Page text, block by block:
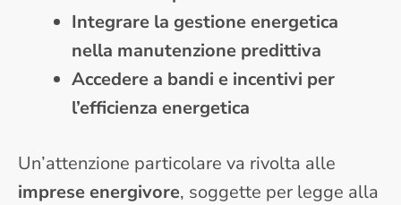
Integrare la gestione energetica
nella manutenzione predittiva
Accedere a bandi e incentivi per
l’efficienza energetica
Un’attenzione particolare va rivolta alle
imprese energivore, soggette per legge alla